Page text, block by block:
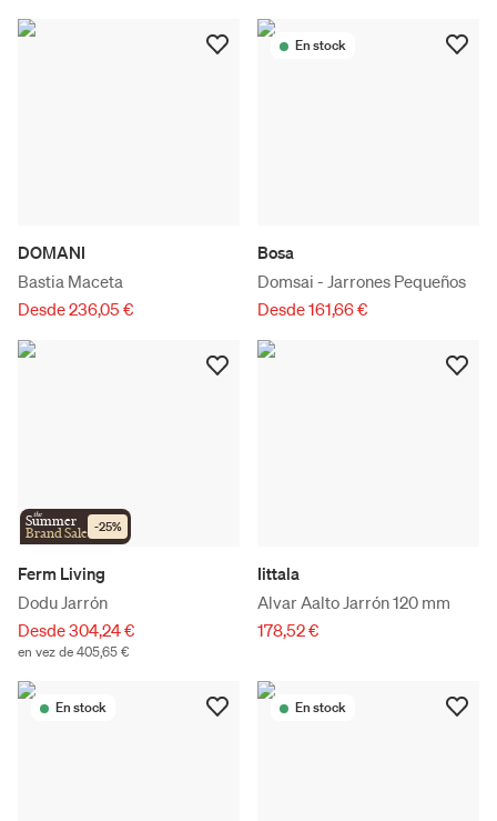
DOMANI
Bastia Maceta
Desde 236,05 €
En stock
Bosa
Domsai - Jarrones Pequeños
Desde 161,66 €
the
Summer
Brand Sale -25%
Ferm Living
Dodu Jarrón
Desde 304,24 €
en vez de 405,65 €
Iittala
Alvar Aalto Jarrón 120 mm
178,52 €
En stock En stock